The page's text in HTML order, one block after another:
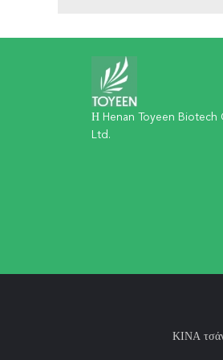
Η Henan Toyeen Biotech
Ltd.
ΚΙΝΑ